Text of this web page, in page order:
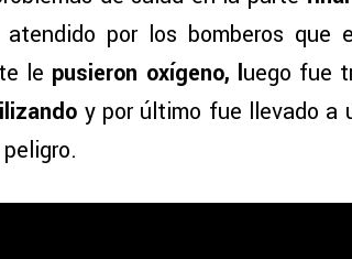
por los bomberos que
le pusieron oxígeno, luego fue
y por último fue llevado a